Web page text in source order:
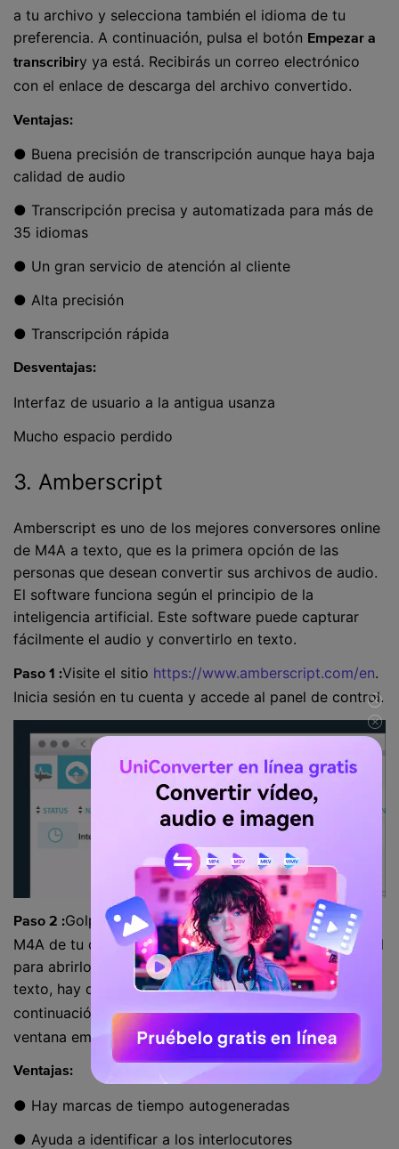
a tu archivo y selecciona también el idioma de tu
preferencia. A continuación, pulsa el botón Empezar a
transcribiry ya está. Recibirás un correo electrónico
con el enlace de descarga del archivo convertido.
Ventajas:
● Buena precisión de transcripción aunque haya baja
calidad de audio
● Transcripción precisa y automatizada para más de
35 idiomas
● Un gran servicio de atención al cliente
● Alta precisión
● Transcripción rápida
Desventajas:
Interfaz de usuario a la antigua usanza
Mucho espacio perdido
3. Amberscript
Amberscript es uno de los mejores conversores online
de M4A a texto, que es la primera opción de las
personas que desean convertir sus archivos de audio.
El software funciona según el principio de la
inteligencia artificial. Este software puede capturar
fácilmente el audio y convertirlo en texto.
Paso 1 :Visite el sitio https://www.amberscript.com/en.
Inicia sesión en tu cuenta y accede al panel de control.
Paso 2 :Golpear ensubiry luego selecciona el archivo
M4A de tu ordenador. Una vez cargado, pulsa sobre él
para abrirlo. Ahora, para convertirlo en un archivo de
texto, hay que pulsar el botón exportary, a
continuación, pulse de nuevo el botón Exportar en la
ventana emergente que aparece.
Ventajas:
● Hay marcas de tiempo autogeneradas
● Ayuda a identificar a los interlocutores